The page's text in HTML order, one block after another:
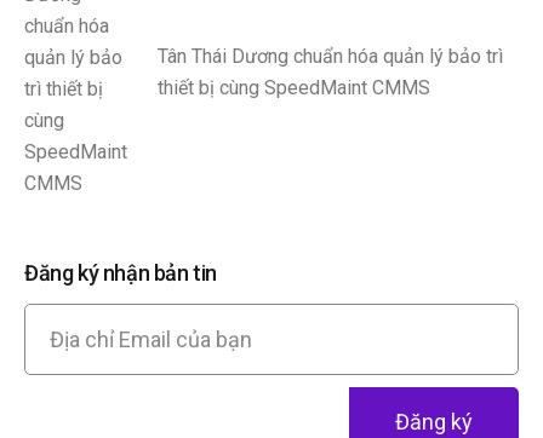
Tân Thái Dương chuẩn hóa quản lý bảo trì
thiết bị cùng SpeedMaint CMMS
Đăng ký nhận bản tin
Đăng ký